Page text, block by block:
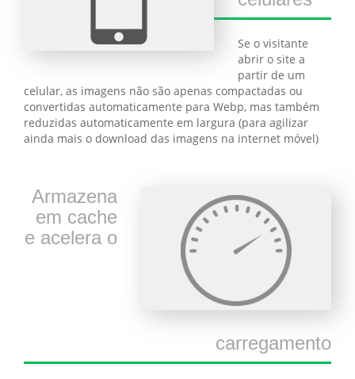
Se o visitante
abrir o site a
partir de um
celular, as imagens não são apenas compactadas ou
convertidas automaticamente para Webp, mas também
reduzidas automaticamente em largura (para agilizar
ainda mais o download das imagens na internet móvel)
Armazena
em cache
e acelera o
carregamento